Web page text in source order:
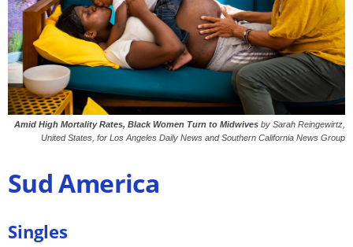
Amid High Mortality Rates, Black Women Turn to Midwives by Sarah Reingewirtz,
United States, for Los Angeles Daily News and Southern California News Group
Sud America
Singles